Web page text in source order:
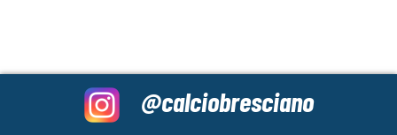
@calciobresciano